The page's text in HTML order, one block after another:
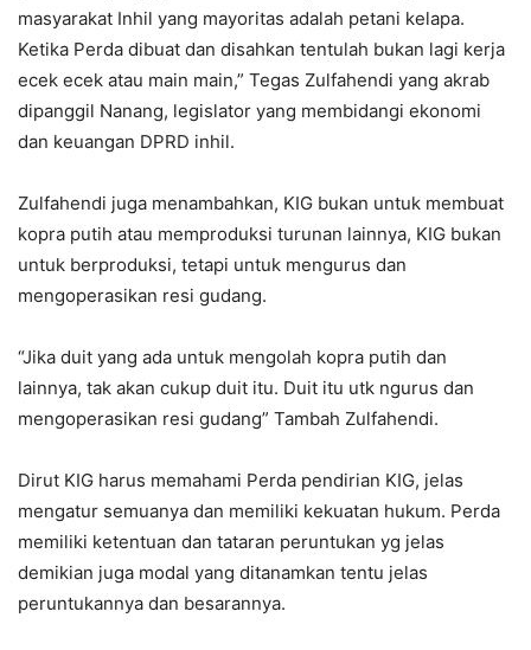
masyarakat Inhil yang mayoritas adalah petani kelapa.
Ketika Perda dibuat dan disahkan tentulah bukan lagi kerja
ecek ecek atau main main,” Tegas Zulfahendi yang akrab
dipanggil Nanang, legislator yang membidangi ekonomi
dan keuangan DPRD inhil.
Zulfahendi juga menambahkan, KIG bukan untuk membuat
kopra putih atau memproduksi turunan lainnya, KIG bukan
untuk berproduksi, tetapi untuk mengurus dan
mengoperasikan resi gudang.
“Jika duit yang ada untuk mengolah kopra putih dan
lainnya, tak akan cukup duit itu. Duit itu utk ngurus dan
mengoperasikan resi gudang” Tambah Zulfahendi.
Dirut KIG harus memahami Perda pendirian KIG, jelas
mengatur semuanya dan memiliki kekuatan hukum. Perda
memiliki ketentuan dan tataran peruntukan yg jelas
demikian juga modal yang ditanamkan tentu jelas
peruntukannya dan besarannya.